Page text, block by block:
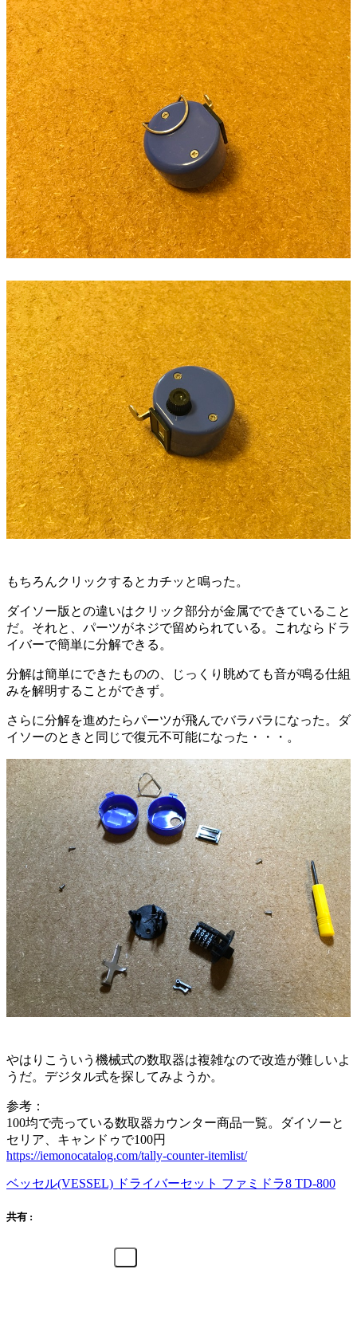
もちろんクリックするとカチッと鳴った。
ダイソー版との違いはクリック部分が金属でできていること
だ。それと、パーツがネジで留められている。これならドラ
イバーで簡単に分解できる。
分解は簡単にできたものの、じっくり眺めても音が鳴る仕組
みを解明することができず。
さらに分解を進めたらパーツが飛んでバラバラになった。ダ
イソーのときと同じで復元不可能になった・・・。
やはりこういう機械式の数取器は複雑なので改造が難しいよ
うだ。デジタル式を探してみようか。
参考：
100均で売っている数取器カウンター商品一覧。ダイソーと
セリア、キャンドゥで100円
https://iemonocatalog.com/tally-counter-itemlist/
ベッセル(VESSEL) ドライバーセット ファミドラ8 TD-800
共有 :